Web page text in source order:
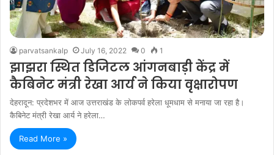
parvatsankalp July 16, 2022 0 1
झाझरा स्थित डिजिटल आंगनबाड़ी केंद्र में
कैबिनेट मंत्री रेखा आर्य ने किया वृक्षारोपण
देहरादून: प्रदेशभर में आज उत्तराखंड के लोकपर्व हरेला धूमधाम से मनाया जा रहा है।
कैबिनेट मंत्री रेखा आर्य ने हरेला…
Read More »